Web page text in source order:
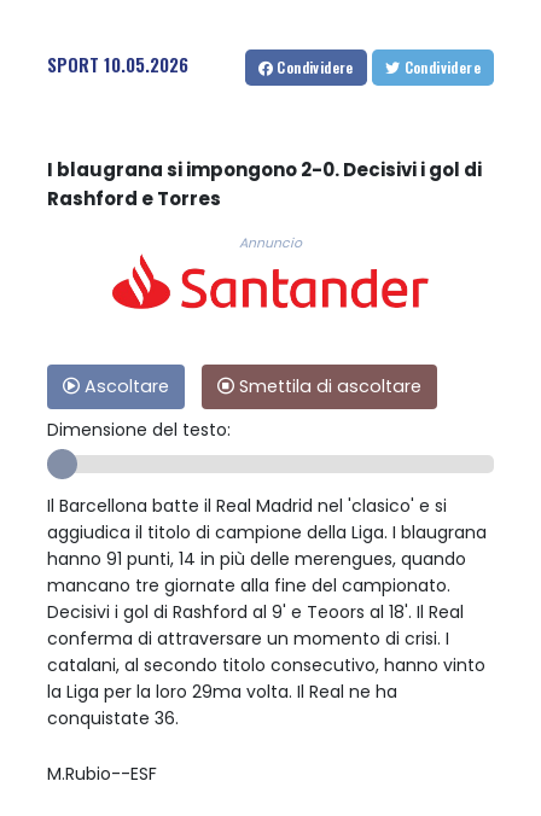
SPORT 10.05.2026 Condividere Condividere
I blaugrana si impongono 2-0. Decisivi i gol di
Rashford e Torres
Annuncio
Ascoltare
Smettila di ascoltare
Dimensione del testo:
Il Barcellona batte il Real Madrid nel 'clasico' e si
aggiudica il titolo di campione della Liga. I blaugrana
hanno 91 punti, 14 in più delle merengues, quando
mancano tre giornate alla fine del campionato.
Decisivi i gol di Rashford al 9' e Teoors al 18'. Il Real
conferma di attraversare un momento di crisi. I
catalani, al secondo titolo consecutivo, hanno vinto
la Liga per la loro 29ma volta. Il Real ne ha
conquistate 36.
M.Rubio--ESF